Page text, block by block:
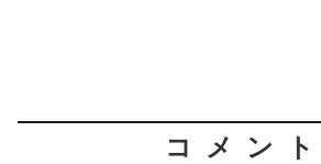
コメント